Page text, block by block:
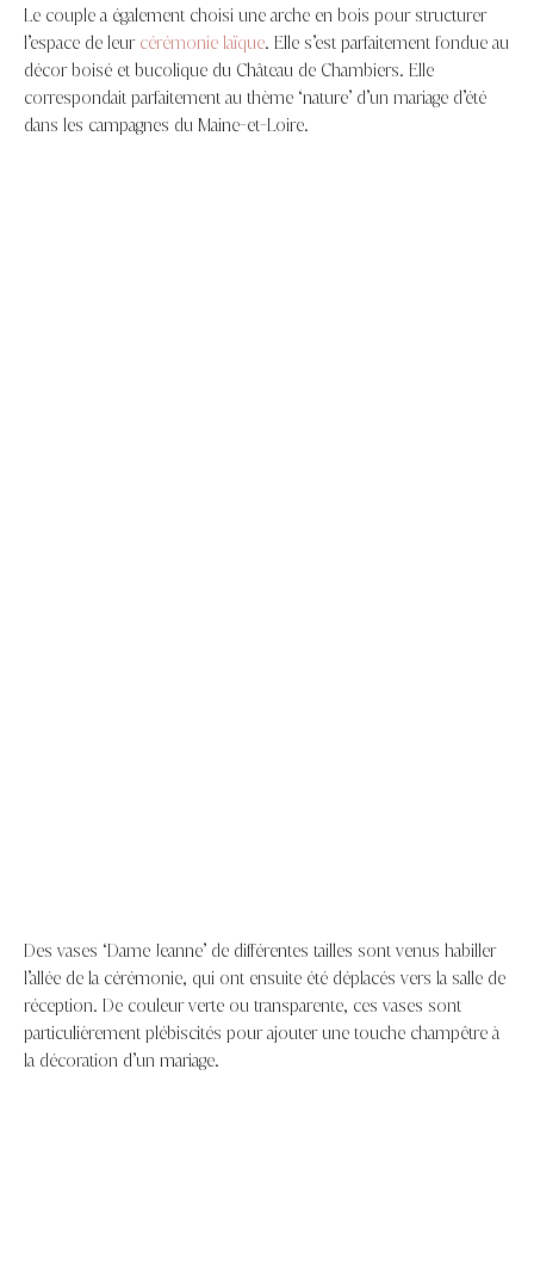
Le couple a également choisi une arche en bois pour structurer
l’espace de leur cérémonie laïque. Elle s’est parfaitement fondue au
décor boisé et bucolique du Château de Chambiers. Elle
correspondait parfaitement au thème ‘nature’ d’un mariage d’été
dans les campagnes du Maine-et-Loire.
Des vases ‘Dame Jeanne’ de différentes tailles sont venus habiller
l’allée de la cérémonie, qui ont ensuite été déplacés vers la salle de
réception. De couleur verte ou transparente, ces vases sont
particulièrement plébiscités pour ajouter une touche champêtre à
la décoration d’un mariage.